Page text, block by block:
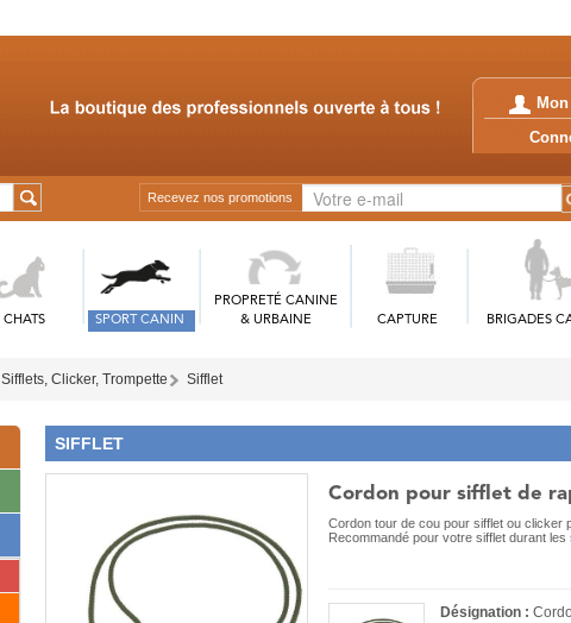
Recevez nos promotions
CHATS SPORT CANIN
PROPRETÉ CANINE
& URBAINE
CAPTURE BRIGADES
Sifflets, Clicker, Trompette Sifflet
SIFFLET
Cordon pour sifflet de
Cordon tour de cou pour sifflet ou clicker
Recommandé pour votre sifflet durant les
Désignation :